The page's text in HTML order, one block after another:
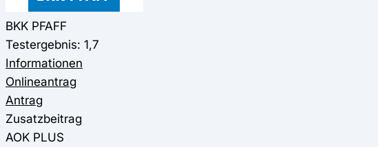
BKK PFAFF
Testergebnis: 1,7
Informationen
Onlineantrag
Antrag
Zusatzbeitrag
AOK PLUS